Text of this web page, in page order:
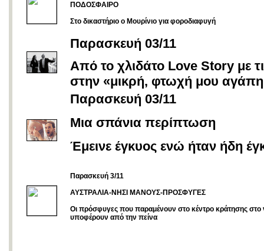
ΠΟΔΟΣΦΑΙΡΟ
Στο δικαστήριο ο Μουρίνιο για φοροδιαφυγή
Παρασκευή 03/11
Από το χλιδάτο Love Story με
στην «μικρή, φτωχή μου
Παρασκευή 03/11
Μια σπάνια περίπτωση
Έμεινε έγκυος ενώ ήταν ήδη
Παρασκευή 3/11
ΑΥΣΤΡΑΛΙΑ-ΝΗΣΙ ΜΑΝΟΥΣ-ΠΡΟΣΦΥΓΕΣ
Οι πρόσφυγες που παραμένουν στο κέντρο κράτησης στο
υποφέρουν από την πείνα